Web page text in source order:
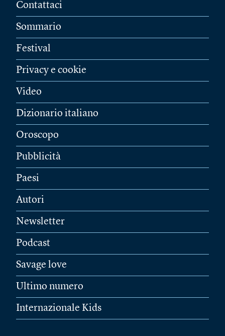
Contattaci
Sommario
Festival
Privacy e cookie
Video
Dizionario italiano
Oroscopo
Pubblicità
Paesi
Autori
Newsletter
Podcast
Savage love
Ultimo numero
Internazionale Kids